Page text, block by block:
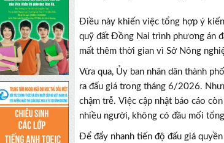
Điều này khiến việc tổng hợp ý
quỹ đất Đồng Nai trình phương án
mất thêm thời gian vì Sở Nông
Vừa qua, Ủy ban nhân dân thành
ra đấu giá trong tháng 6/2026.
chậm trễ. Việc cập nhật báo cáo
nhiều người, không có đầu mối
Để đẩy nhanh tiến độ đấu giá